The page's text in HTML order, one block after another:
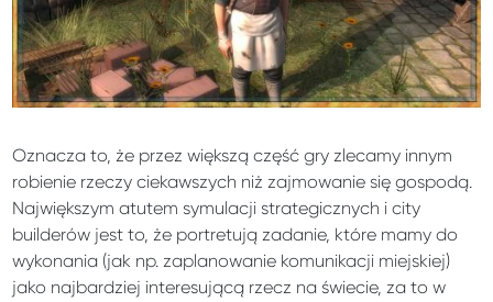
Oznacza to, że przez większą część gry zlecamy innym
robienie rzeczy ciekawszych niż zajmowanie się gospodą.
Największym atutem symulacji strategicznych i city
builderów jest to, że portretują zadanie, które mamy do
wykonania (jak np. zaplanowanie komunikacji miejskiej)
jako najbardziej interesującą rzecz na świecie, za to w